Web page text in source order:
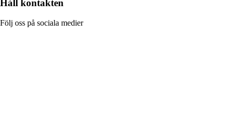
Håll kontakten
Följ oss på sociala medier